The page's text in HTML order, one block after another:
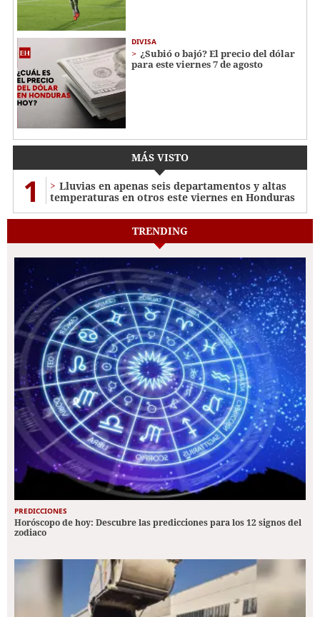
DIVISA
¿Subió o bajó? El precio del dólar
para este viernes 7 de agosto
MÁS VISTO
1
Lluvias en apenas seis departamentos y altas
temperaturas en otros este viernes en Honduras
TRENDING
PREDICCIONES
Horóscopo de hoy: Descubre las predicciones para los 12 signos del
zodiaco